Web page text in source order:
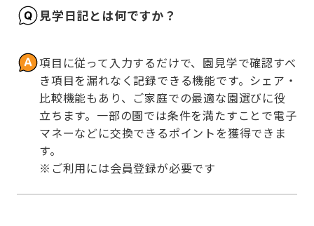
見学日記とは何ですか？
項目に従って入力するだけで、園見学で確認すべ
き項目を漏れなく記録できる機能です。シェア・
比較機能もあり、ご家庭での最適な園選びに役
立ちます。一部の園では条件を満たすことで電子
マネーなどに交換できるポイントを獲得できま
す。
※ご利用には会員登録が必要です